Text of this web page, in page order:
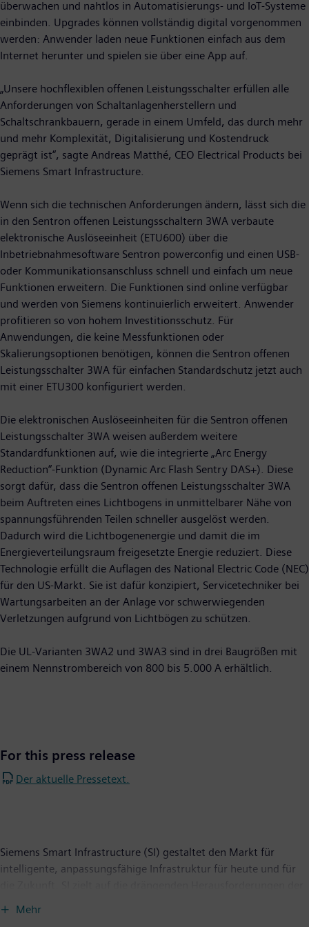
überwachen und nahtlos in Automatisierungs- und IoT-Systeme
einbinden. Upgrades können vollständig digital vorgenommen
werden: Anwender laden neue Funktionen einfach aus dem
Internet herunter und spielen sie über eine App auf.
„Unsere hochflexiblen offenen Leistungsschalter erfüllen alle
Anforderungen von Schaltanlagenherstellern und
Schaltschrankbauern, gerade in einem Umfeld, das durch mehr
und mehr Komplexität, Digitalisierung und Kostendruck
geprägt ist“, sagte Andreas Matthé, CEO Electrical Products bei
Siemens Smart Infrastructure.
Wenn sich die technischen Anforderungen ändern, lässt sich die
in den Sentron offenen Leistungsschaltern 3WA verbaute
elektronische Auslöseeinheit (ETU600) über die
Inbetriebnahmesoftware Sentron powerconfig und einen USB-
oder Kommunikationsanschluss schnell und einfach um neue
Funktionen erweitern. Die Funktionen sind online verfügbar
und werden von Siemens kontinuierlich erweitert. Anwender
profitieren so von hohem Investitionsschutz. Für
Anwendungen, die keine Messfunktionen oder
Skalierungsoptionen benötigen, können die Sentron offenen
Leistungsschalter 3WA für einfachen Standardschutz jetzt auch
mit einer ETU300 konfiguriert werden.
Die elektronischen Auslöseeinheiten für die Sentron offenen
Leistungsschalter 3WA weisen außerdem weitere
Standardfunktionen auf, wie die integrierte „Arc Energy
Reduction“-Funktion (Dynamic Arc Flash Sentry DAS+). Diese
sorgt dafür, dass die Sentron offenen Leistungsschalter 3WA
beim Auftreten eines Lichtbogens in unmittelbarer Nähe von
spannungsführenden Teilen schneller ausgelöst werden.
Dadurch wird die Lichtbogenenergie und damit die im
Energieverteilungsraum freigesetzte Energie reduziert. Diese
Technologie erfüllt die Auflagen des National Electric Code (NEC)
für den US-Markt. Sie ist dafür konzipiert, Servicetechniker bei
Wartungsarbeiten an der Anlage vor schwerwiegenden
Verletzungen aufgrund von Lichtbögen zu schützen.
Die UL-Varianten 3WA2 und 3WA3 sind in drei Baugrößen mit
einem Nennstrombereich von 800 bis 5.000 A erhältlich.
For this press release
Der aktuelle Pressetext.
Siemens Smart Infrastructure (SI) gestaltet den Markt für
intelligente, anpassungsfähige Infrastruktur für heute und für
Mehr